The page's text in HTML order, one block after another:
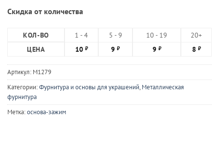
Скидка от количества
КОЛ-ВО 1 - 4 5 - 9 10 - 19
20+
ЦЕНА
10 ₽ 9 ₽ 9 ₽ 8 ₽
Артикул: М1279
Категории:Фурнитура и основы для украшений, Металлическая
фурнитура
Метка:основа-зажим